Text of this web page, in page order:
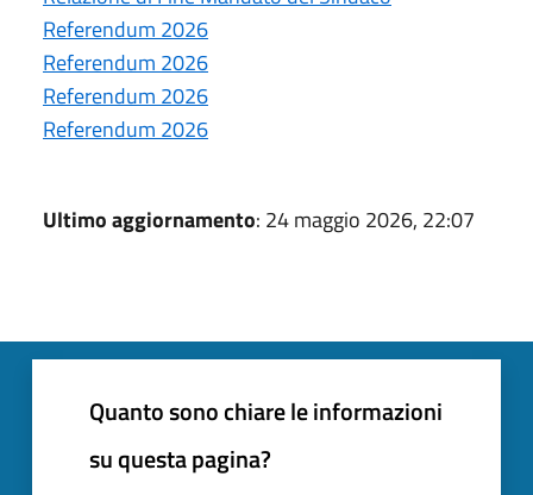
Referendum 2026
Referendum 2026
Referendum 2026
Referendum 2026
Ultimo aggiornamento: 24 maggio 2026, 22:07
Quanto sono chiare le informazioni
su questa pagina?